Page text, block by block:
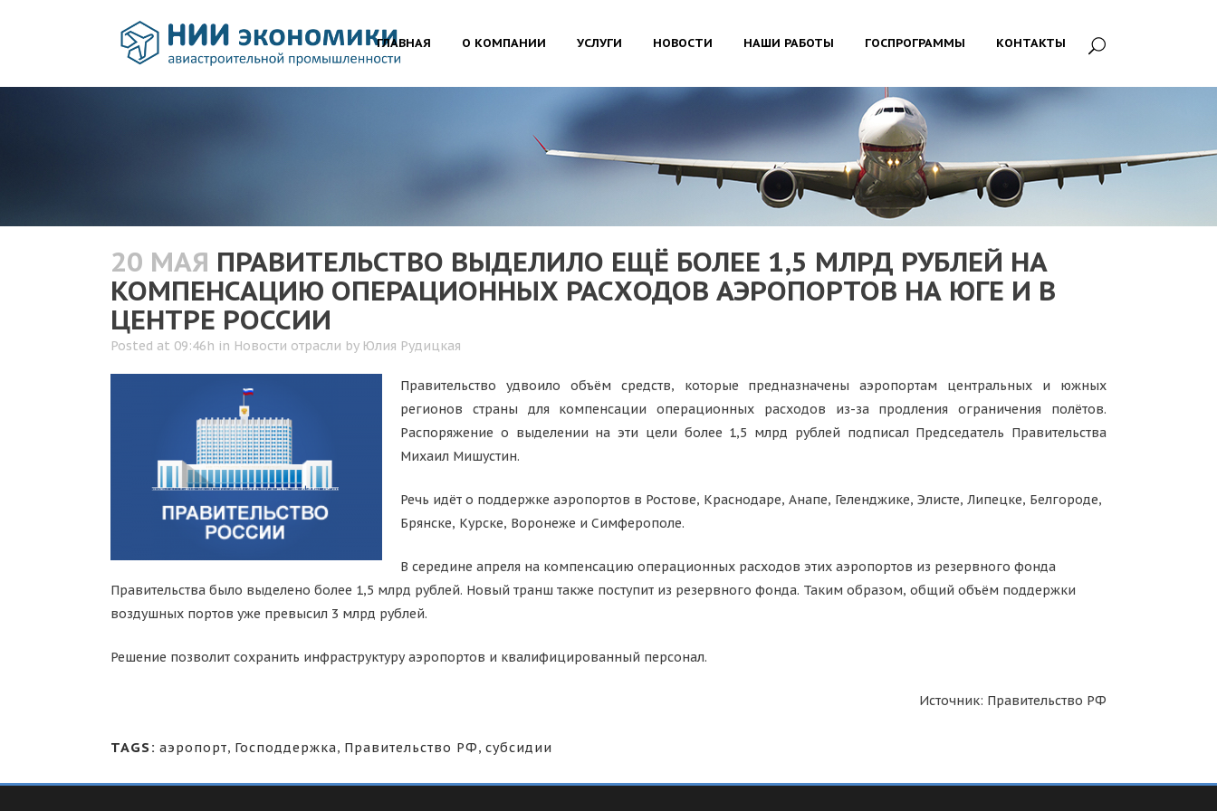
ГЛАВНАЯ О КОМПАНИИ УСЛУГИ НОВОСТИ НАШИ РАБОТЫ ГОСПРОГРАММЫ КОНТАКТЫ
20 МАЯ ПРАВИТЕЛЬСТВО ВЫДЕЛИЛО ЕЩЁ БОЛЕЕ 1,5 МЛРД РУБЛЕЙ НА
КОМПЕНСАЦИЮ ОПЕРАЦИОННЫХ РАСХОДОВ АЭРОПОРТОВ НА ЮГЕ И В
ЦЕНТРЕ РОССИИ
Posted at 09:46h in Новости отрасли by Юлия Рудицкая
Правительство удвоило объём средств, которые предназначены аэропортам центральных и южных
регионов страны для компенсации операционных расходов из-за продления ограничения полётов.
Распоряжение о выделении на эти цели более 1,5 млрд рублей подписал Председатель Правительства
Михаил Мишустин.
Речь идёт о поддержке аэропортов в Ростове, Краснодаре, Анапе, Геленджике, Элисте, Липецке, Белгороде,
Брянске, Курске, Воронеже и Симферополе.
В середине апреля на компенсацию операционных расходов этих аэропортов из резервного фонда
Правительства было выделено более 1,5 млрд рублей. Новый транш также поступит из резервного фонда. Таким образом, общий объём поддержки
воздушных портов уже превысил 3 млрд рублей.
Решение позволит сохранить инфраструктуру аэропортов и квалифицированный персонал.
Источник: Правительство РФ
TAGS: аэропорт, Господдержка, Правительство РФ, субсидии